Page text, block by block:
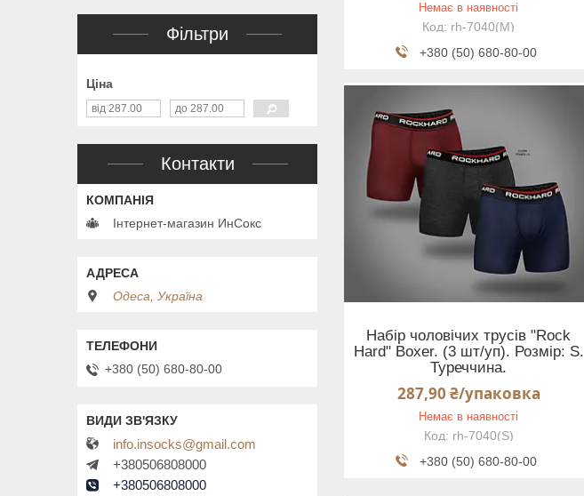
Немає в наявності
rh-7040(M)
+380 (50) 680-80-00
Набір чоловічих трусів "Rock
Hard" Boxer. (3 шт/уп). Розмір: S.
Туреччина.
287,90 ₴/упаковка
Немає в наявності
rh-7040(S)
+380 (50) 680-80-00
Фільтри
Ціна
Контакти
Інтернет-магазин ИнСокс
Одеса, Україна
+380 (50) 680-80-00
info.insocks@gmail.com
+380506808000
+380506808000